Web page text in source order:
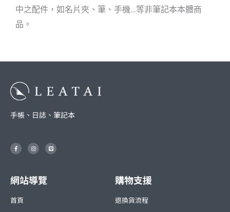
中之配件，如名片夾、筆、手機…等非筆記本本體商
品。
手帳、日誌、筆記本
F
a
c
k
-
I
n
s
r
a
m
L
i
n
網站導覽
首頁
購物支援
退換貨流程